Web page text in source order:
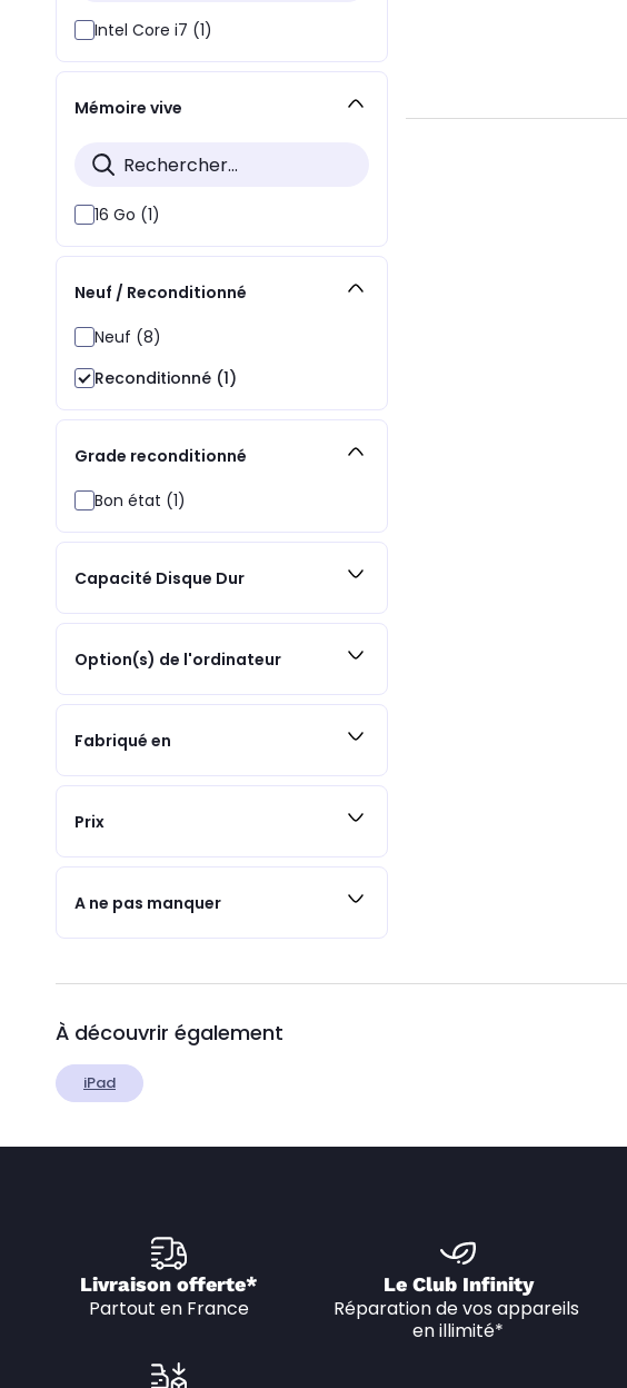
Intel Core i7 (1)
Mémoire vive
16 Go (1)
Neuf / Reconditionné
Neuf (8)
Reconditionné (1)
Grade reconditionné
Bon état (1)
Capacité Disque Dur
Option(s) de l'ordinateur
Fabriqué en
Prix
A ne pas manquer
À découvrir également
iPad
Livraison offerte*
Partout en France
Le Club Infinity
Réparation de vos appareils
en illimité*